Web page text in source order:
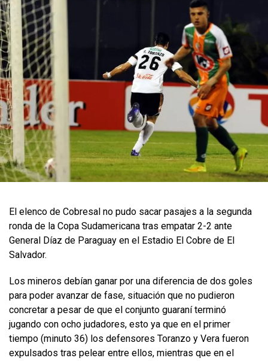
El elenco de Cobresal no pudo sacar pasajes a la segunda
ronda de la Copa Sudamericana tras empatar 2-2 ante
General Díaz de Paraguay en el Estadio El Cobre de El
Salvador.
Los mineros debían ganar por una diferencia de dos goles
para poder avanzar de fase, situación que no pudieron
concretar a pesar de que el conjunto guaraní terminó
jugando con ocho judadores, esto ya que en el primer
tiempo (minuto 36) los defensores Toranzo y Vera fueron
expulsados tras pelear entre ellos, mientras que en el